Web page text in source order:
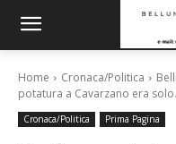
Home Cronaca/Politica
potatura a Cavarzano era
Cronaca/Politica Prima Pagina